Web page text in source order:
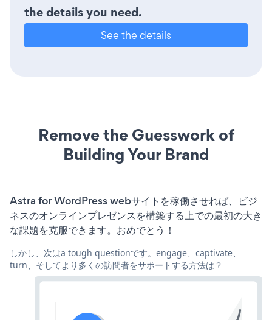
the details you need.
See the details
Remove the Guesswork of
Building Your Brand
Astra for WordPress webサイトを稼働させれば、ビジ
ネスのオンラインプレゼンスを構築する上での最初の大き
な課題を克服できます。おめでとう！
しかし、次はa tough questionです。engage、captivate、
turn、そしてより多くの訪問者をサポートする方法は？